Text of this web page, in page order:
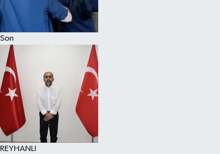
Son
REYHANLI